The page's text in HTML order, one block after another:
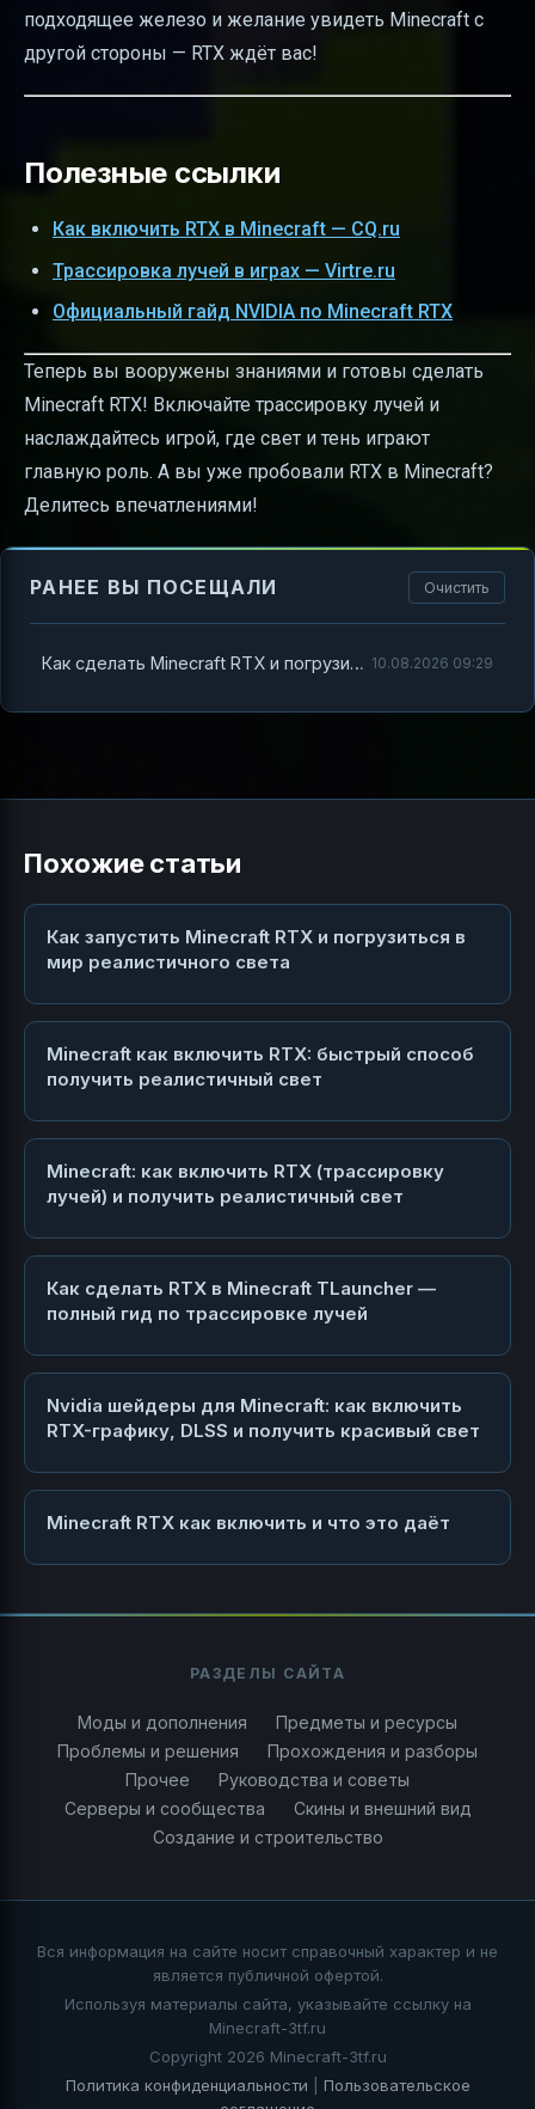
подходящее железо и желание увидеть Minecraft с
другой стороны — RTX ждёт вас!
Полезные ссылки
Как включить RTX в Minecraft — CQ.ru
Трассировка лучей в играх — Virtre.ru
Официальный гайд NVIDIA по Minecraft RTX
Теперь вы вооружены знаниями и готовы сделать
Minecraft RTX! Включайте трассировку лучей и
наслаждайтесь игрой, где свет и тень играют
главную роль. А вы уже пробовали RTX в Minecraft?
Делитесь впечатлениями!
РАНЕЕ ВЫ ПОСЕЩАЛИ Очистить
Как сделать Minecraft RTX и погрузиться в мир реалистичного света 10.08.2026 09:29
Похожие статьи
Как запустить Minecraft RTX и погрузиться в
мир реалистичного света
Minecraft как включить RTX: быстрый способ
получить реалистичный свет
Minecraft: как включить RTX (трассировку
лучей) и получить реалистичный свет
Как сделать RTX в Minecraft TLauncher —
полный гид по трассировке лучей
Nvidia шейдеры для Minecraft: как включить
RTX-графику, DLSS и получить красивый свет
Minecraft RTX как включить и что это даёт
РАЗДЕЛЫ САЙТА
Моды и дополнения
Предметы и ресурсы
Проблемы и решения
Прохождения и разборы
Прочее
Руководства и советы
Серверы и сообщества
Скины и внешний вид
Создание и строительство
Вся информация на сайте носит справочный характер и не
является публичной офертой.
Используя материалы сайта, указывайте ссылку на
Minecraft-3tf.ru
Copyright 2026 Minecraft-3tf.ru
Политика конфиденциальности
Пользовательское